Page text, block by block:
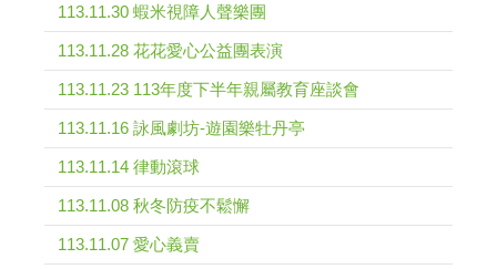
113.11.30 蝦米視障人聲樂團
113.11.28 花花愛心公益團表演
113.11.23 113年度下半年親屬教育座談會
113.11.16 詠風劇坊-遊園樂牡丹亭
113.11.14 律動滾球
113.11.08 秋冬防疫不鬆懈
113.11.07 愛心義賣